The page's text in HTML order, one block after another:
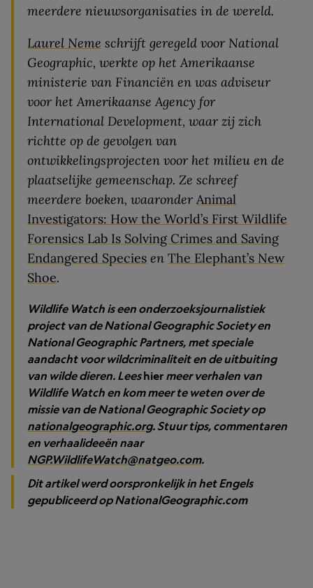
meerdere nieuwsorganisaties in de wereld.
Laurel Neme schrijft geregeld voor National
Geographic, werkte op het Amerikaanse
ministerie van Financiën en was adviseur
voor het Amerikaanse Agency for
International Development, waar zij zich
richtte op de gevolgen van
ontwikkelingsprojecten voor het milieu en de
plaatselijke gemeenschap.Ze schreef
meerdere boeken, waaronderAnimal
Investigators: How the World’s First Wildlife
Forensics Lab Is Solving Crimes and Saving
Endangered Species enThe Elephant’s New
Shoe.
Wildlife Watch is een onderzoeksjournalistiek
project van de National Geographic Society en
National Geographic Partners, met speciale
aandacht voor wildcriminaliteit en de uitbuiting
van wilde dieren. Leeshiermeer verhalen van
Wildlife Watch en kom meer te weten over de
missie van de National Geographic Society op
nationalgeographic.org. Stuur tips, commentaren
en verhaalideeën naar
NGP.WildlifeWatch@natgeo.com.
Dit artikel werd oorspronkelijk in het Engels
gepubliceerd op NationalGeographic.com